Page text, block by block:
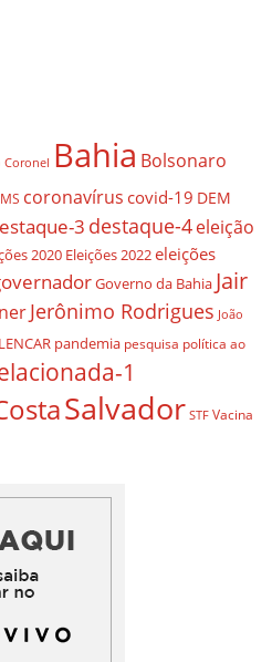
Coronel Bahia Bolsonaro
coronavírus covid-19 DEM
3 destaque-4eleição
2020 Eleições 2022eleições
Governo da Bahia Jair
Jerônimo Rodrigues João
pandemia pesquisa política ao
1
Salvador STF Vacina